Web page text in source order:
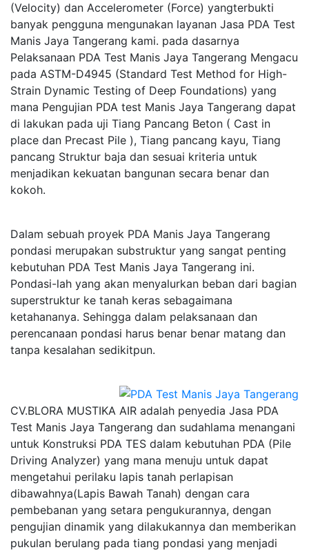
(Velocity) dan Accelerometer (Force) yangterbukti
banyak pengguna mengunakan layanan Jasa PDA Test
Manis Jaya Tangerang kami. pada dasarnya
Pelaksanaan PDA Test Manis Jaya Tangerang Mengacu
pada ASTM-D4945 (Standard Test Method for High-
Strain Dynamic Testing of Deep Foundations) yang
mana Pengujian PDA test Manis Jaya Tangerang dapat
di lakukan pada uji Tiang Pancang Beton ( Cast in
place dan Precast Pile ), Tiang pancang kayu, Tiang
pancang Struktur baja dan sesuai kriteria untuk
menjadikan kekuatan bangunan secara benar dan
kokoh.
Dalam sebuah proyek PDA Manis Jaya Tangerang
pondasi merupakan substruktur yang sangat penting
kebutuhan PDA Test Manis Jaya Tangerang ini.
Pondasi-lah yang akan menyalurkan beban dari bagian
superstruktur ke tanah keras sebagaimana
ketahananya. Sehingga dalam pelaksanaan dan
perencanaan pondasi harus benar benar matang dan
tanpa kesalahan sedikitpun.
CV.BLORA MUSTIKA AIR adalah penyedia Jasa PDA
Test Manis Jaya Tangerang dan sudahlama menangani
untuk Konstruksi PDA TES dalam kebutuhan PDA (Pile
Driving Analyzer) yang mana menuju untuk dapat
mengetahui perilaku lapis tanah perlapisan
dibawahnya(Lapis Bawah Tanah) dengan cara
pembebanan yang setara pengukurannya, dengan
pengujian dinamik yang dilakukannya dan memberikan
pukulan berulang pada tiang pondasi yang menjadi